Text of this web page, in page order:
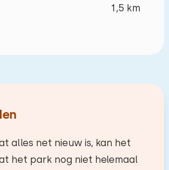
Toepassen
alles net nieuw is, kan het
het park nog niet helemaal
1,5 km